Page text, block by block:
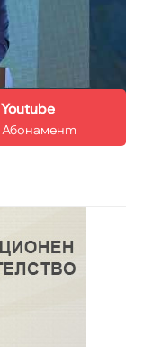
Youtube
Абонамент